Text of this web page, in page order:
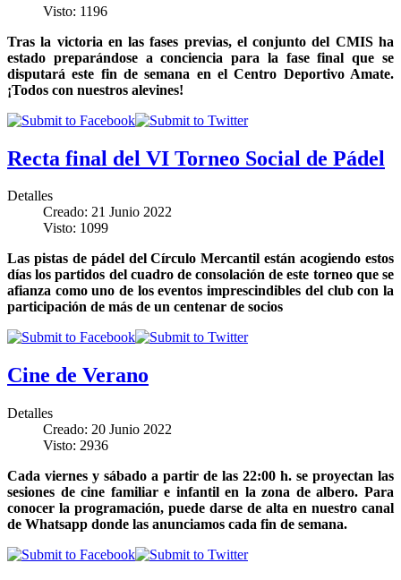
Visto: 1196
Tras la victoria en las fases previas, el conjunto del CMIS ha
estado preparándose a conciencia para la fase final que se
disputará este fin de semana en el Centro Deportivo Amate.
¡Todos con nuestros alevines!
Recta final del VI Torneo Social de Pádel
Detalles
Creado: 21 Junio 2022
Visto: 1099
Las pistas de pádel del Círculo Mercantil están acogiendo estos
días los partidos del cuadro de consolación de este torneo que se
afianza como uno de los eventos imprescindibles del club con la
participación de más de un centenar de socios
Cine de Verano
Detalles
Creado: 20 Junio 2022
Visto: 2936
Cada viernes y sábado a partir de las 22:00 h. se proyectan las
sesiones de cine familiar e infantil en la zona de albero. Para
conocer la programación, puede darse de alta en nuestro canal
de Whatsapp donde las anunciamos cada fin de semana.